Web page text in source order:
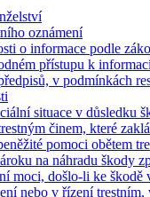
oznámení
o informace podle
přístupu k
v podmínkách
situace v důsledku
činem, které
pomoci obětem
na náhradu škody
moci, došlo-li ke škodě
nebo v řízení trestním,